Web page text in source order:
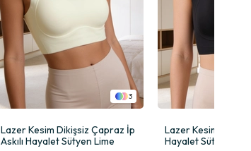
3
Lazer Kesim Dikişsiz Çapraz İp
Askılı Hayalet Sütyen Lime
Lazer Kesim
Hayalet Sütyen